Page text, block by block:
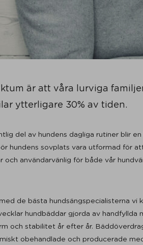
är att våra lurviga
ytterligare 30% av tiden.
del av hundens dagliga rutiner blir
hundens sovplats vara utformad för
användarvänlig för både vår
de bästa hundsängspecialisterna vi
hundbäddar gjorda av handfyllda
och stabilitet år efter år.
obehandlade och producerade